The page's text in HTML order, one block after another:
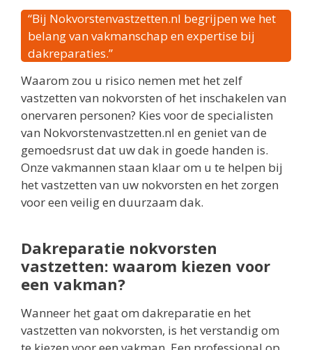
“Bij Nokvorstenvastzetten.nl begrijpen we het
belang van vakmanschap en expertise bij
dakreparaties.”
Waarom zou u risico nemen met het zelf
vastzetten van nokvorsten of het inschakelen van
onervaren personen? Kies voor de specialisten
van Nokvorstenvastzetten.nl en geniet van de
gemoedsrust dat uw dak in goede handen is.
Onze vakmannen staan klaar om u te helpen bij
het vastzetten van uw nokvorsten en het zorgen
voor een veilig en duurzaam dak.
Dakreparatie nokvorsten
vastzetten: waarom kiezen voor
een vakman?
Wanneer het gaat om dakreparatie en het
vastzetten van nokvorsten, is het verstandig om